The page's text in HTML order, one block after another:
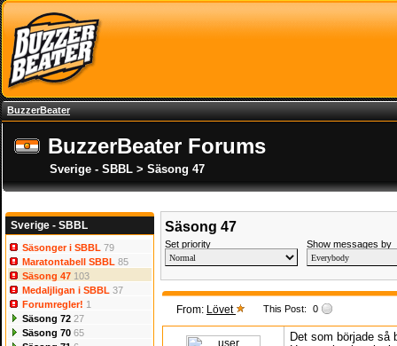
BuzzerBeater
BuzzerBeater Forums
Sverige - SBBL > Säsong 47
Sverige - SBBL
Säsonger i SBBL 79
Maratontabell SBBL 85
Säsong 47 103
Medaljligan i SBBL 37
Forumregler! 1
Säsong 72 27
Säsong 70 65
Säsong 47
Set priority Show messages by
From: Lövet This Post: 0
Det som började så